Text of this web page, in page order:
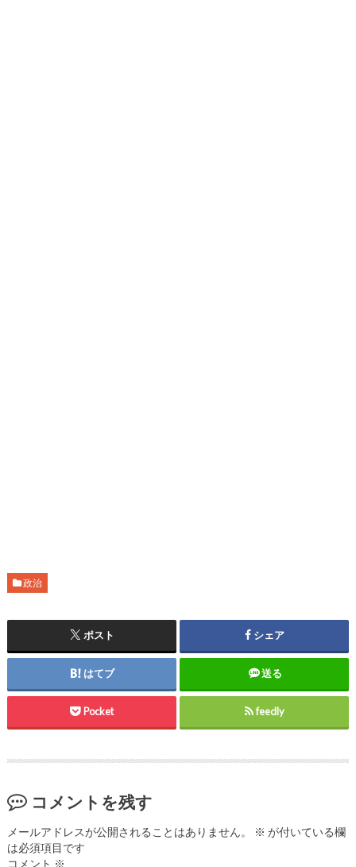
政治
ポスト シェア
はてブ 送る
Pocket feedly
コメントを残す
メールアドレスが公開されることはありません。 ※ が付いている欄
は必須項目です
コメント ※